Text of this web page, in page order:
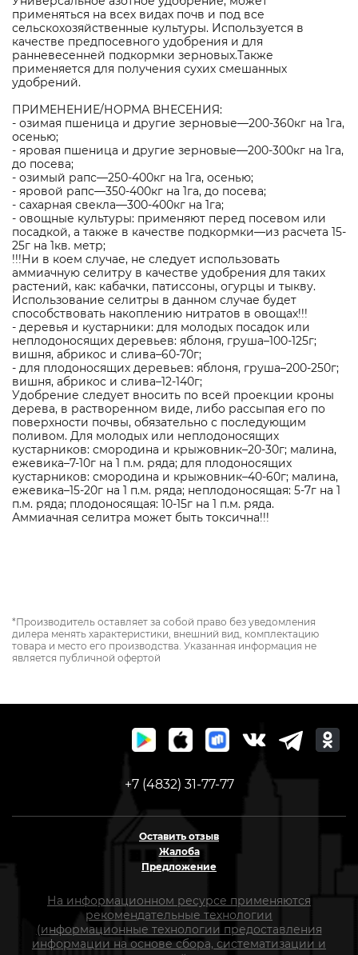
применяться на всех видах почв и под все
сельскохозяйственные культуры. Используется в
качестве предпосевного удобрения и для
ранневесенней подкормки зерновых.Также
применяется для получения сухих смешанных
удобрений.
ПРИМЕНЕНИЕ/НОРМА ВНЕСЕНИЯ:
- озимая пшеница и другие зерновые—200-360кг на 1га,
осенью;
- яровая пшеница и другие зерновые—200-300кг на 1га,
до посева;
- озимый рапс—250-400кг на 1га, осенью;
- яровой рапс—350-400кг на 1га, до посева;
- сахарная свекла—300-400кг на 1га;
- овощные культуры: применяют перед посевом или
посадкой, а также в качестве подкормки—из расчета 15-
25г на 1кв. метр;
!!!Ни в коем случае, не следует использовать
аммиачную селитру в качестве удобрения для таких
растений, как: кабачки, патиссоны, огурцы и тыкву.
Использование селитры в данном случае будет
способствовать накоплению нитратов в овощах!!!
- деревья и кустарники: для молодых посадок или
неплодоносящих деревьев: яблоня, груша–100-125г;
вишня, абрикос и слива–60-70г;
- для плодоносящих деревьев: яблоня, груша–200-250г;
вишня, абрикос и слива–12-140г;
Удобрение следует вносить по всей проекции кроны
дерева, в растворенном виде, либо рассыпая его по
поверхности почвы, обязательно с последующим
поливом. Для молодых или неплодоносящих
кустарников: смородина и крыжовник–20-30г; малина,
ежевика–7-10г на 1 п.м. ряда; для плодоносящих
кустарников: смородина и крыжовник–40-60г; малина,
ежевика–15-20г на 1 п.м. ряда; неплодоносящая: 5-7г на 1
п.м. ряда; плодоносящая: 10-15г на 1 п.м. ряда.
Аммиачная селитра может быть токсична!!!
*Производитель оставляет за собой право без уведомления
дилера менять характеристики, внешний вид, комплектацию
товара и место его производства. Указанная информация не
является публичной офертой
+7 (4832) 31-77-77
Оставить отзыв
Жалоба
Предложение
На информационном ресурсе применяются
рекомендательные технологии
(информационные технологии предоставления
информации на основе сбора, систематизации и